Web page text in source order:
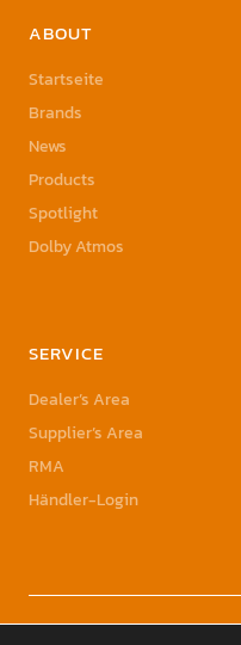
ABOUT
Startseite
Brands
News
Products
Spotlight
Dolby Atmos
SERVICE
Dealer’s Area
Supplier’s Area
RMA
Händler-Login